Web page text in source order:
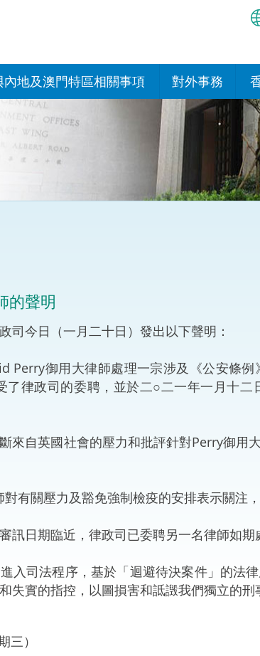
內地及澳門特區相關事項
與內地的安排
香港與內地相互認可和執行民
商事案件判決的安排
於建立更緊密經貿關係的安
澳門特區的安排
帶一路”建設
港澳大灣區
對外事務
國際政府機構
處或運作
多邊協定
其他協定
的聲明
今日（一月二十日）發出以下聲明：
御用大律師處理一宗涉及《公安條例
了律政司的委聘，並於二○二一年一月十
自英國社會的壓力和批評針對Perry御用
關壓力及豁免強制檢疫的安排表示關注，
日期臨近，律政司已委聘另一名律師如期
司法程序，基於「迴避待決案件」的法
失實的指控，以圖損害和詆譭我們獨立的刑
三）